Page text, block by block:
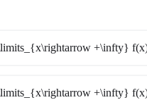
+\infty} f(x)
+\infty}